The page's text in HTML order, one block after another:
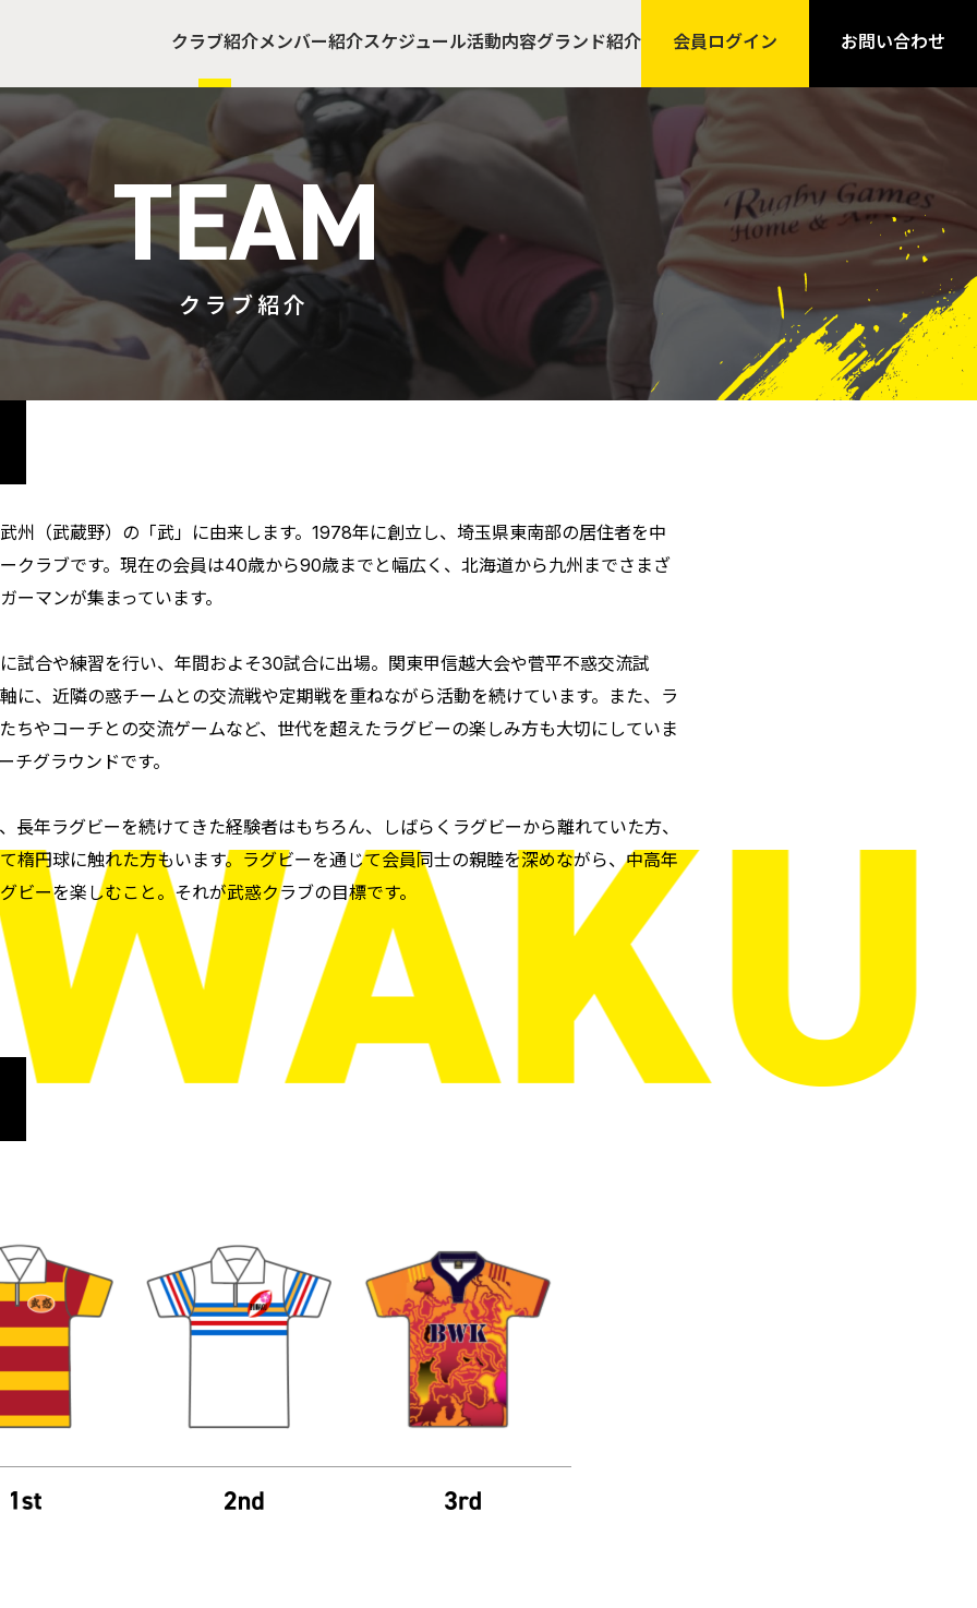
クラブ紹介メンバー紹介スケジュール活動内容グランド紹介 会員ログイン お問い合わせ
クラブ紹介
州（武蔵野）の「武」に由来します。1978年に創立し、埼玉県東南部の居住者を中
クラブです。現在の会員は40歳から90歳までと幅広く、北海道から九州までさまざ
ーマンが集まっています。
試合や練習を行い、年間およそ30試合に出場。関東甲信越大会や菅平不惑交流試
に、近隣の惑チームとの交流戦や定期戦を重ねながら活動を続けています。また、ラ
ちやコーチとの交流ゲームなど、世代を超えたラグビーの楽しみ方も大切にしていま
チグラウンドです。
長年ラグビーを続けてきた経験者はもちろん、しばらくラグビーから離れていた方、
楕円球に触れた方もいます。ラグビーを通じて会員同士の親睦を深めながら、中高年
ビーを楽しむこと。それが武惑クラブの目標です。